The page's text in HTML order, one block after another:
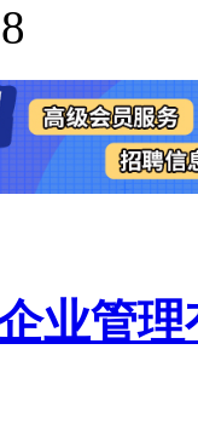
业管